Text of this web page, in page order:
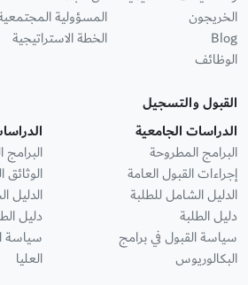
الخريجون
Blog
الوظائف
المسؤولية
الخطة الاستراتيجية
القبول والتسجيل
الدراسات الجامعية
البرامج المطروحة
إجراءات القبول العامة
الدليل الشامل للطلبة
دليل الطلبة
سياسة القبول في برامج
البكالوريوس
الوثائق
الدليل
دليل
سياسة
العليا